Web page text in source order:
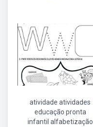
atividade atividades
educação pronta
infantil alfabetização